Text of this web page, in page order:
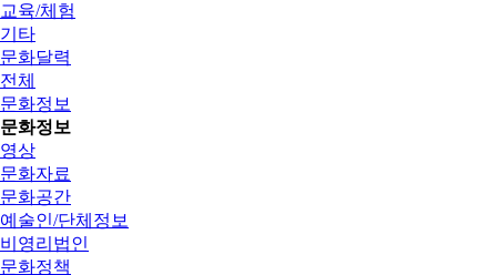
교육/체험
기타
문화달력
전체
문화정보
문화정보
영상
문화자료
문화공간
예술인/단체정보
비영리법인
문화정책